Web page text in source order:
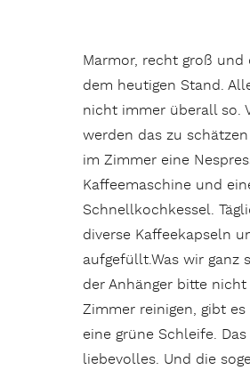
Marmor, recht groß und
dem heutigen Stand.
nicht immer überall so.
werden das zu
im Zimmer eine
Kaffeemaschine und
Schnellkochkessel.
diverse Kaffeekapseln
aufgefüllt.Was wir ganz
der Anhänger bitte
Zimmer reinigen, gibt
eine grüne Schleife.
liebevolles. Und die